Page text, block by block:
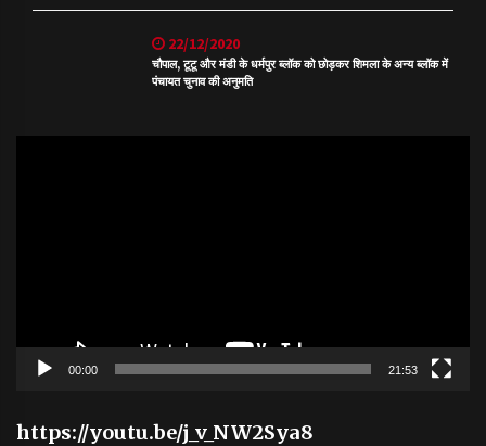
22/12/2020
चौपाल, टूटू और मंडी के धर्मपुर ब्लॉक को छोड़कर शिमला के अन्य ब्लॉक में
पंचायत चुनाव की अनुमति
00:00 21:53
https://youtu.be/j_v_NW2Sya8